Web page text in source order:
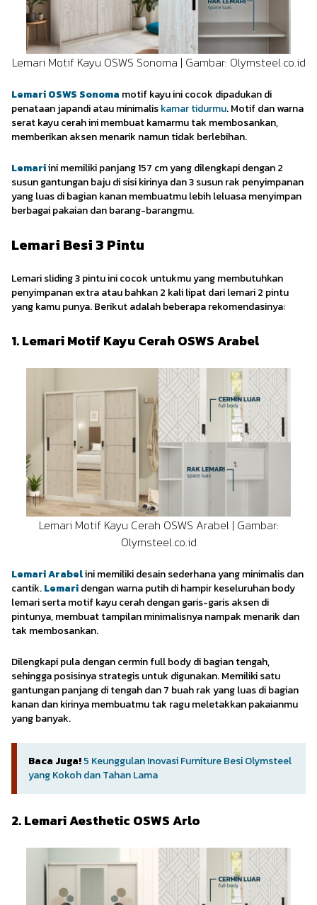
Lemari Motif Kayu OSWS Sonoma | Gambar: Olymsteel.co.id
Lemari OSWS Sonoma motif kayu ini cocok dipadukan di
penataan japandi atau minimaliskamar tidurmu. Motif dan warna
serat kayu cerah ini membuat kamarmu tak membosankan,
memberikan aksen menarik namun tidak berlebihan.
Lemariini memiliki panjang 157 cm yang dilengkapi dengan 2
susun gantungan baju di sisi kirinya dan 3 susun rak penyimpanan
yang luas di bagian kanan membuatmu lebih leluasa menyimpan
berbagai pakaian dan barang-barangmu.
Lemari Besi 3 Pintu
Lemari sliding 3 pintu ini cocok untukmu yang membutuhkan
penyimpanan extra atau bahkan 2 kali lipat dari lemari 2 pintu
yang kamu punya. Berikut adalah beberapa rekomendasinya:
1. Lemari Motif Kayu Cerah OSWS Arabel
Lemari Motif Kayu Cerah OSWS Arabel | Gambar:
Olymsteel.co.id
Lemari Arabelini memiliki desain sederhana yang minimalis dan
cantik.Lemaridengan warna putih di hampir keseluruhan body
lemari serta motif kayu cerah dengan garis-garis aksen di
pintunya, membuat tampilan minimalisnya nampak menarik dan
tak membosankan.
Dilengkapi pula dengan cermin full body di bagian tengah,
sehingga posisinya strategis untuk digunakan. Memiliki satu
gantungan panjang di tengah dan 7 buah rak yang luas di bagian
kanan dan kirinya membuatmu tak ragu meletakkan pakaianmu
yang banyak.
Baca Juga!5 Keunggulan Inovasi Furniture Besi Olymsteel
yang Kokoh dan Tahan Lama
2. Lemari Aesthetic OSWS Arlo